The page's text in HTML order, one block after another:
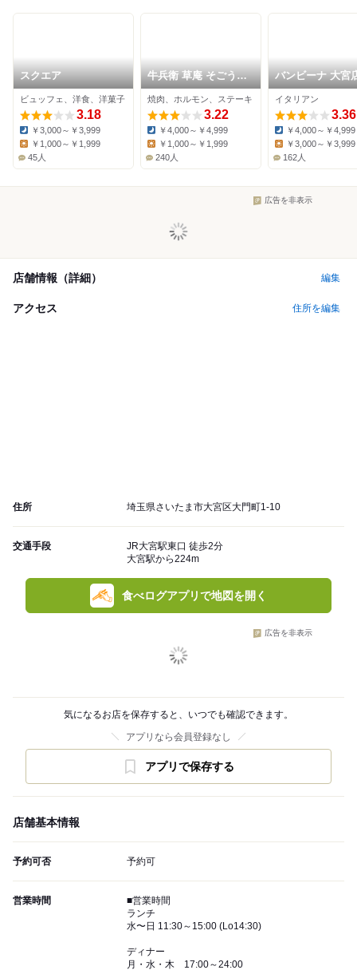
スクエア
ビュッフェ、洋食、洋菓子
3.18
Dinner:
￥3,000～￥3,999
Lunch:
￥1,000～￥1,999
45人
牛兵衛 草庵 そごう大
宮店
焼肉、ホルモン、ステーキ
3.22
Dinner:
￥4,000～￥4,999
￥1,000～￥1,999
240人
バンビーナ 大宮
イタリアン
3.36
Dinner:
￥4,000～￥4,999
￥3,000～￥3,999
162人
広告を非表示
店舗情報（詳細） 編集
アクセス 住所を編集
住所 埼玉県さいたま市大宮区大門町1-10
交通手段
JR大宮駅東口 徒歩2分
大宮駅から224m
食べログアプリで地図を開く
広告を非表示
気になるお店を保存すると、いつでも確認できます。
アプリなら会員登録なし
アプリで保存する
店舗基本情報
予約可否 予約可
営業時間
■営業時間
ランチ
水〜日 11:30～15:00 (Lo14:30)
ディナー
月・水・木 17:00～24:00